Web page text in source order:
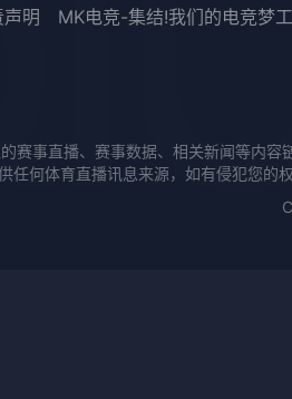
明 MK电竞-集结!我们的电竞梦
赛事直播、赛事数据、相关新闻等内
任何体育直播讯息来源，如有侵犯您的